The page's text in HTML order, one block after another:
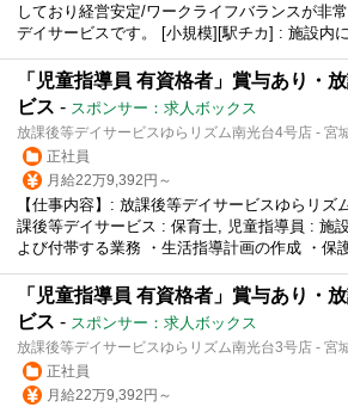
しており経営安定/ワークライフバランスが非
デイサービスです。 [小規模][駅チカ] : 施設内に
「児童指導員 有資格者」賞与あり・
ビス - スポンサー：求人ボックス
放課後等デイサービスゆらリズム南光台4号店 - 宮
正社員
月給22万9,392円～
【仕事内容】: 放課後等デイサービスゆらリズ
課後等デイサービス : 保育士, 児童指導員 : 施
よび付帯する業務 ・生活指導計画の作成 ・保
「児童指導員 有資格者」賞与あり・
ビス - スポンサー：求人ボックス
放課後等デイサービスゆらリズム南光台3号店 - 宮
正社員
月給22万9,392円～